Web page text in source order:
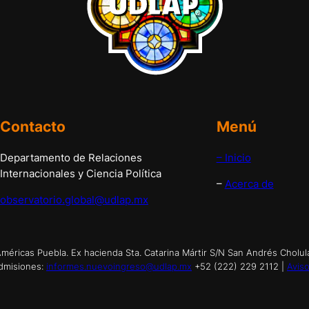
Contacto
Departamento de Relaciones
Internacionales y Ciencia Política
observatorio.global@udlap.mx
Menú
– Inicio
– Acerca de
Puebla. Ex hacienda Sta. Catarina Mártir S/N San Andrés
informes.nuevoingreso@udlap.mx +52 (222) 229 2112 |